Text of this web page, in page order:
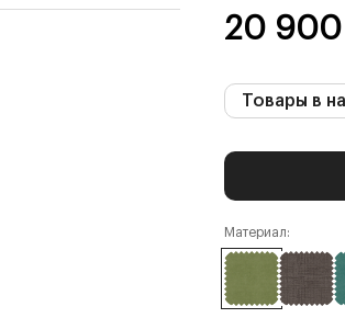
20 900
Товары в
Материал: